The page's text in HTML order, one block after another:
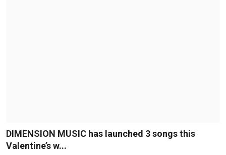
DIMENSION MUSIC has launched 3 songs this
Valentine’s w...